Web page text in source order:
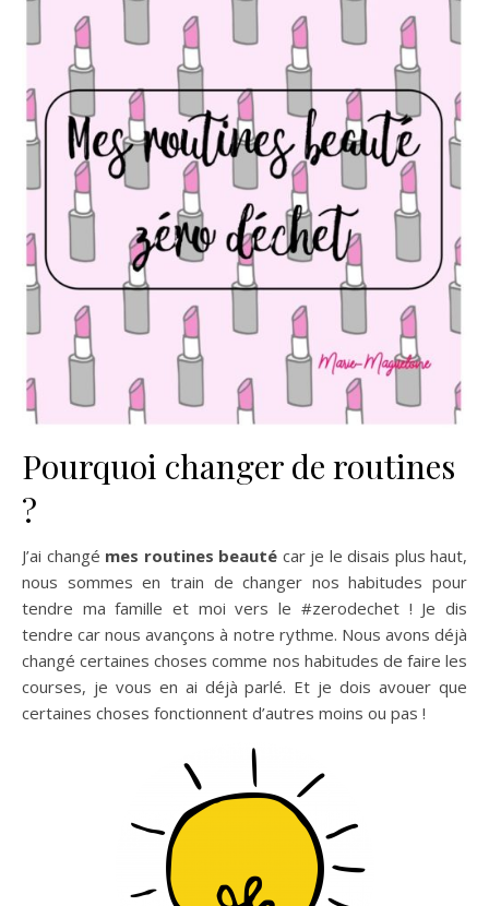
Pourquoi changer de routines
?
J’ai changé mes routines beauté car je le disais plus haut,
nous sommes en train de changer nos habitudes pour
tendre ma famille et moi vers le #zerodechet ! Je dis
tendre car nous avançons à notre rythme. Nous avons déjà
changé certaines choses comme nos habitudes de faire les
courses, je vous en ai déjà parlé. Et je dois avouer que
certaines choses fonctionnent d’autres moins ou pas !